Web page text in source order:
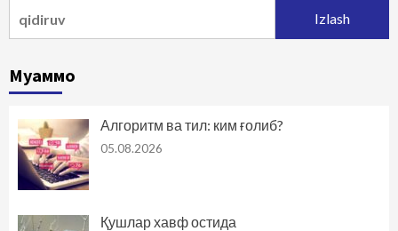
Муаммо
Алгоритм ва тил: ким ғолиб?
05.08.2026
Қушлар хавф остида